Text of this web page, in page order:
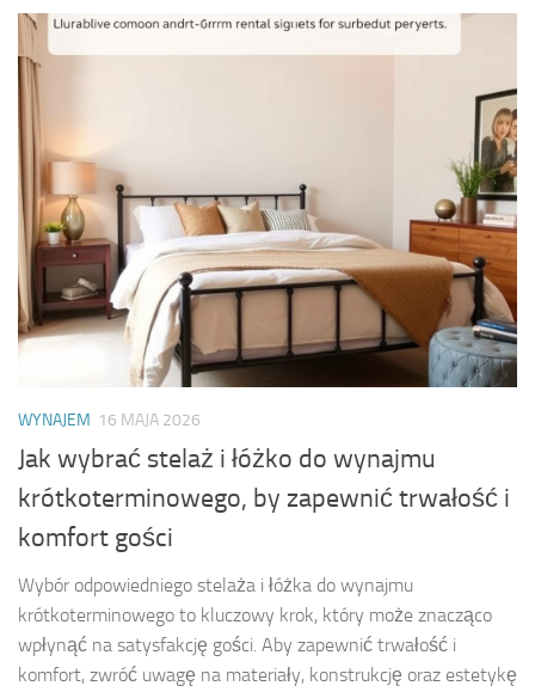
WYNAJEM 16 MAJA 2026
Jak wybrać stelaż i łóżko do wynajmu
krótkoterminowego, by zapewnić trwałość i
komfort gości
Wybór odpowiedniego stelaża i łóżka do wynajmu
krótkoterminowego to kluczowy krok, który może znacząco
wpłynąć na satysfakcję gości. Aby zapewnić trwałość i
komfort, zwróć uwagę na materiały, konstrukcję oraz estetykę